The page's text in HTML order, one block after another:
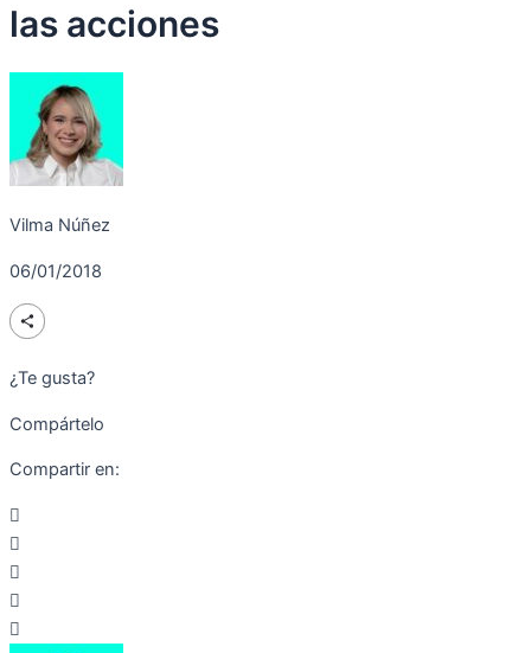
las acciones
Vilma Núñez
06/01/2018
¿Te gusta?
Compártelo
Compartir en: